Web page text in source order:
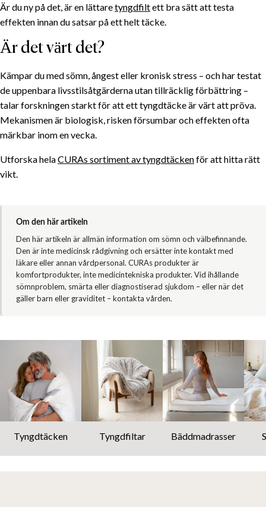
Är du ny på det, är en lättaretyngdfiltett bra sätt att testa
effekten innan du satsar på ett helt täcke.
Är det värt det?
Kämpar du med sömn, ångest eller kronisk stress – och har testat
de uppenbara livsstils­åtgärderna utan tillräcklig förbättring –
talar forskningen starkt för att ett tyngdtäcke är värt att pröva.
Mekanismen är biologisk, risken försumbar och effekten ofta
märkbar inom en vecka.
Utforska helaCURAs sortiment av tyngdtäckenför att hitta rätt
vikt.
Om den här artikeln
Den här artikeln är allmän information om sömn och välbefinnande.
Den är inte medicinsk rådgivning och ersätter inte kontakt med
läkare eller annan vårdpersonal. CURAs produkter är
komfortprodukter, inte medicintekniska produkter. Vid ihållande
sömnproblem, smärta eller diagnostiserad sjukdom – eller när det
gäller barn eller graviditet – kontakta vården.
Tyngdtäcken Tyngdfiltar Bäddmadrasser